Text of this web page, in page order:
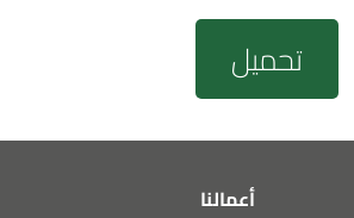
تحميل
أعمالنا